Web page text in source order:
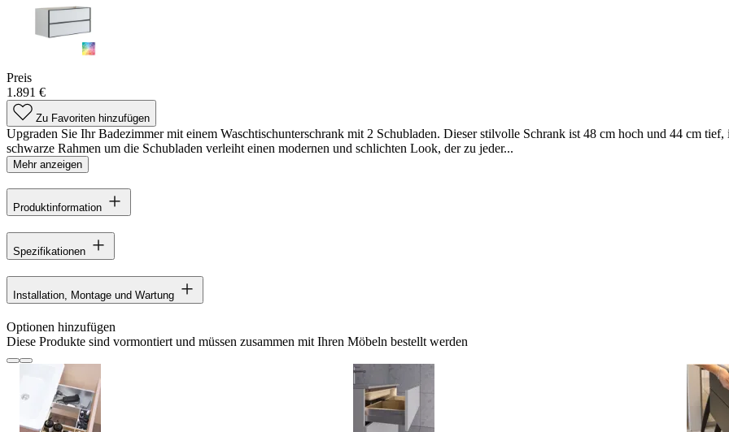
Preis
1.891 €
Zu Favoriten hinzufügen
Upgraden Sie Ihr Badezimmer mit einem Waschtischunterschrank mit 2 Schubladen. Dieser stilvolle Schrank ist 48 cm hoch und 44 cm
schwarze Rahmen um die Schubladen verleiht einen modernen und schlichten Look, der zu jeder...
Mehr anzeigen
Produktinformation
Spezifikationen
Installation, Montage und Wartung
Optionen hinzufügen
Diese Produkte sind vormontiert und müssen zusammen mit Ihren Möbeln bestellt werden